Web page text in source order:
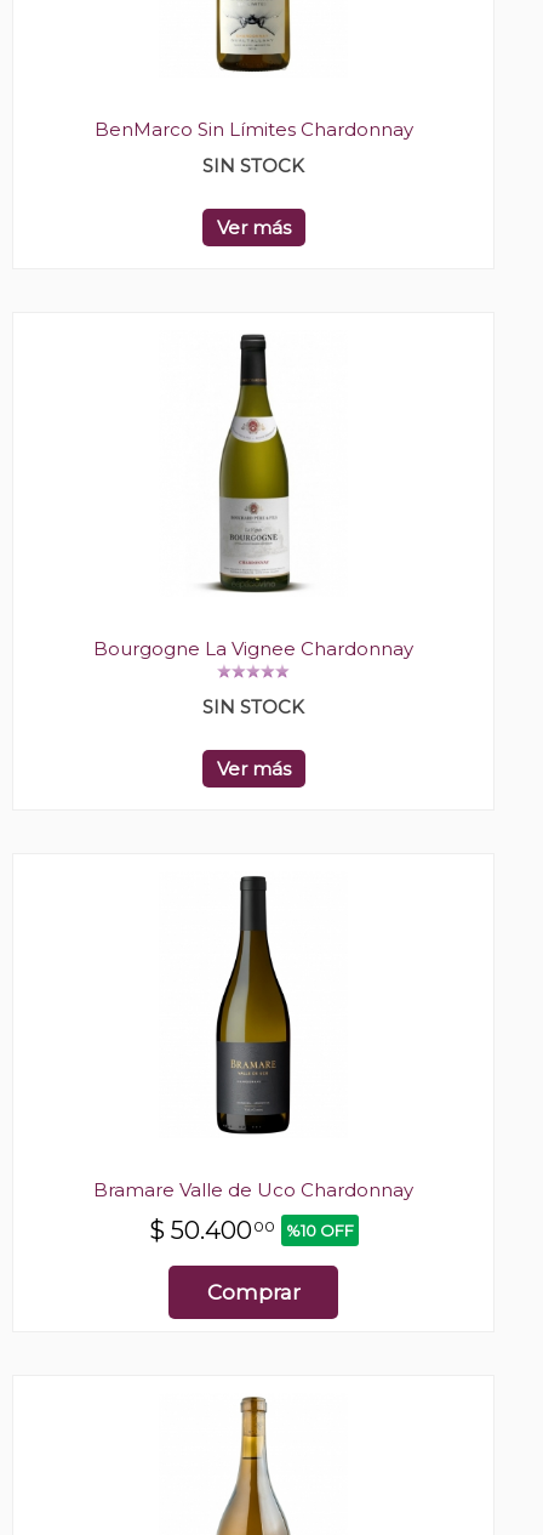
BenMarco Sin Límites Chardonnay
SIN STOCK
Ver más
Bourgogne La Vignee Chardonnay
SIN STOCK
Ver más
Bramare Valle de Uco Chardonnay
$ 50.40000 %10 OFF
Comprar